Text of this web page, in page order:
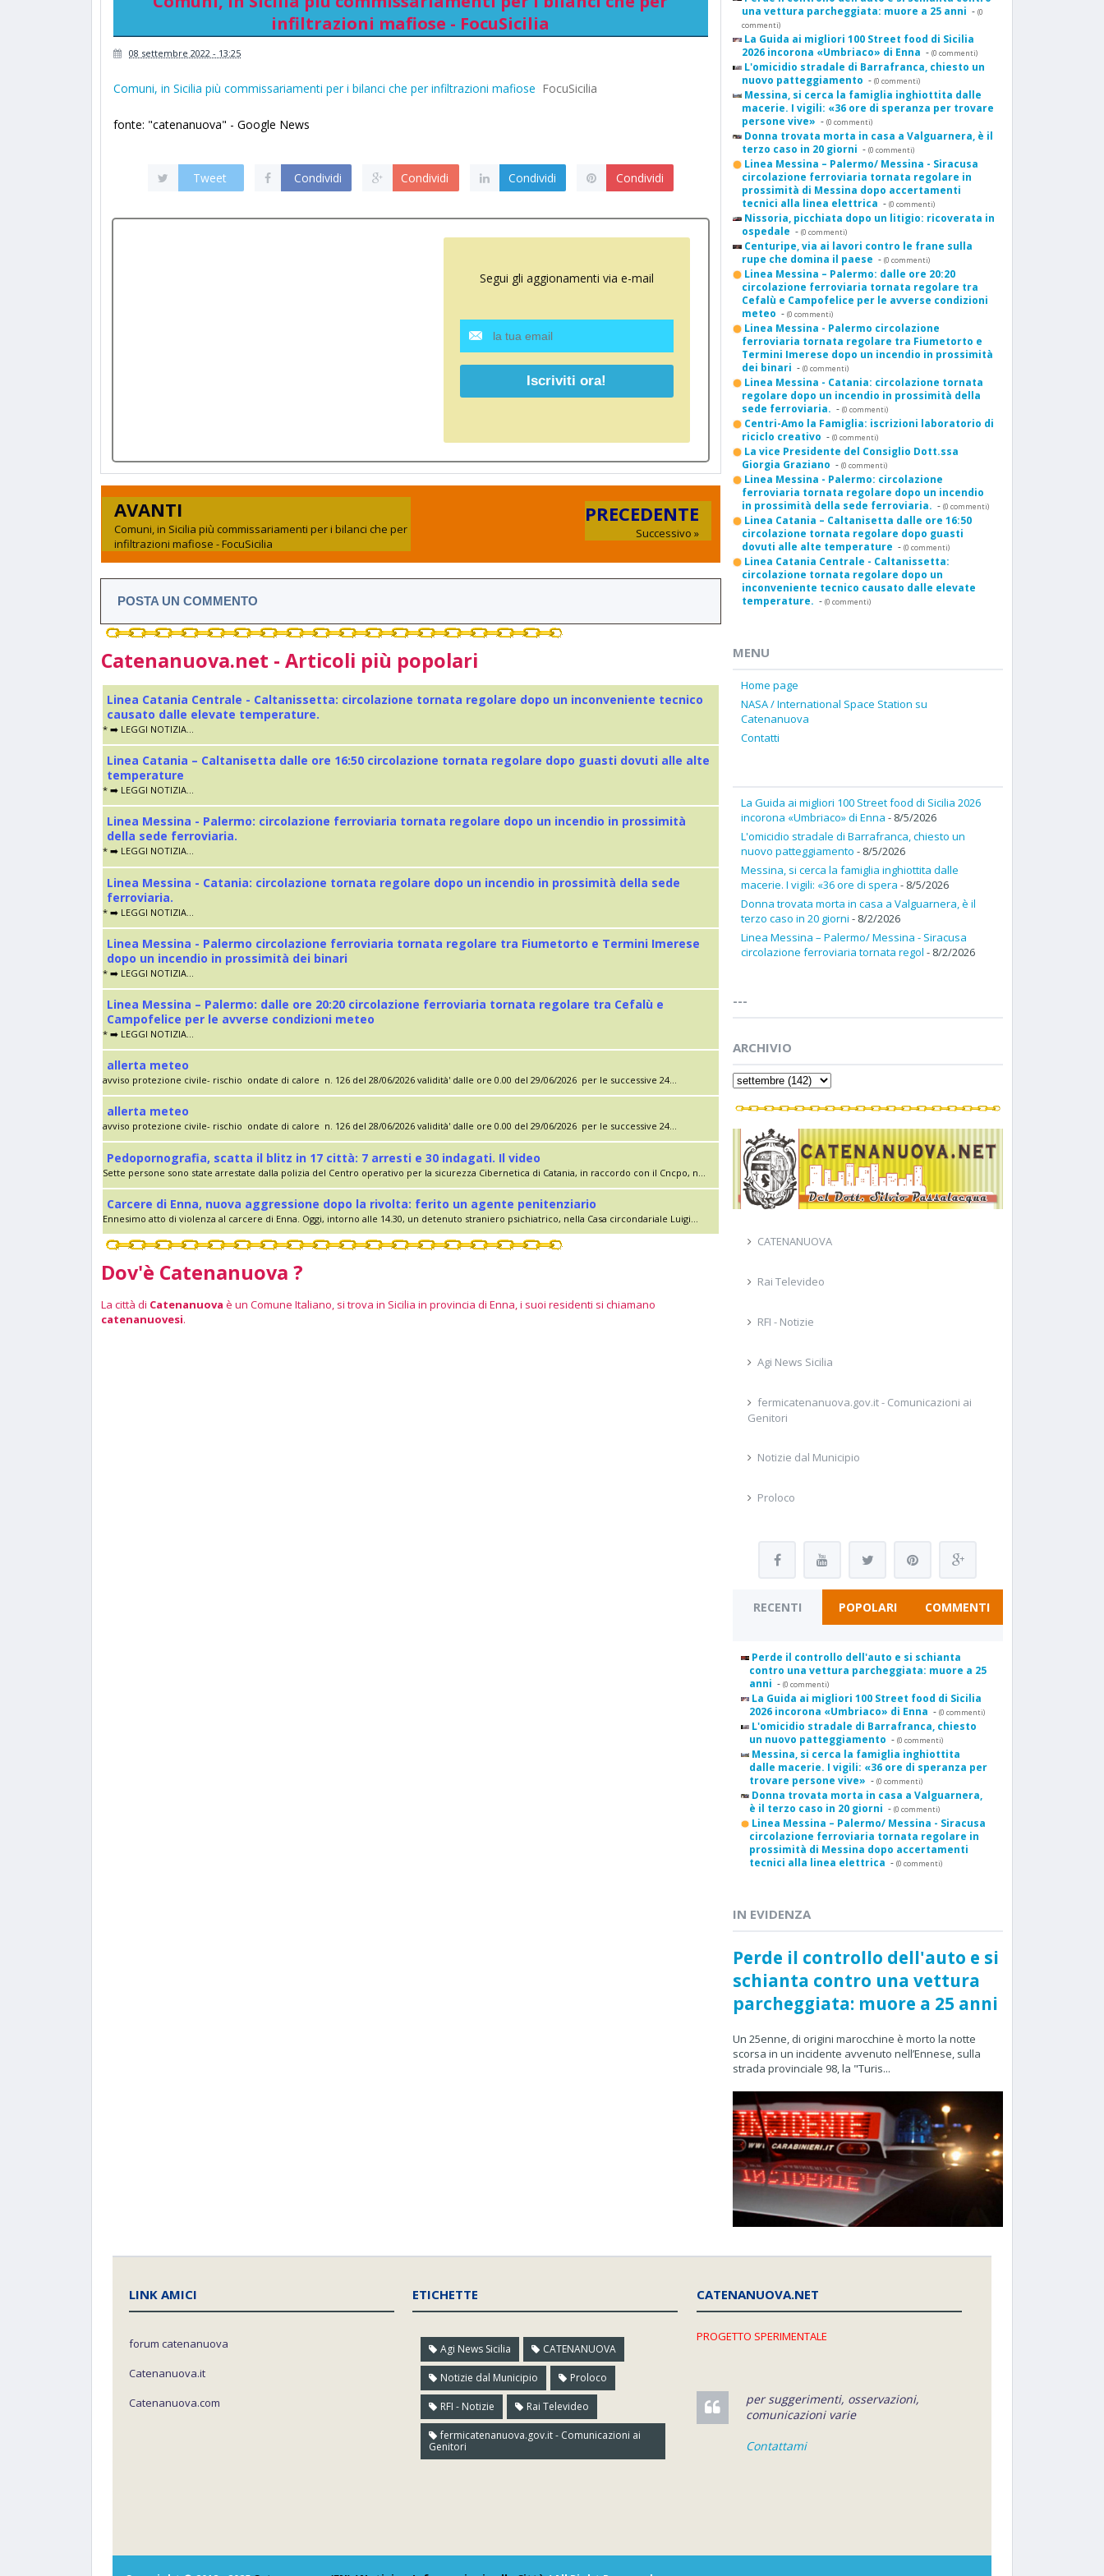
infiltrazioni mafiose - FocuSicilia
08 settembre 2022 - 13:25
Comuni, in Sicilia più commissariamenti per i bilanci che per infiltrazioni mafiose FocuSicilia
fonte: "catenanuova" - Google News
Tweet Condividi Condividi Condividi Condividi
Segui gli aggionamenti via e-mail
AVANTI
Comuni, in Sicilia più commissariamenti per i bilanci che per
infiltrazioni mafiose - FocuSicilia
PRECEDENTE
Successivo »
POSTA UN COMMENTO
Catenanuova.net - Articoli più popolari
Linea Catania Centrale - Caltanissetta: circolazione tornata regolare dopo un inconveniente tecnico
causato dalle elevate temperature.
* ➡️ LEGGI NOTIZIA...
Linea Catania – Caltanisetta dalle ore 16:50 circolazione tornata regolare dopo guasti dovuti alle alte
temperature
* ➡️ LEGGI NOTIZIA...
Linea Messina - Palermo: circolazione ferroviaria tornata regolare dopo un incendio in prossimità
della sede ferroviaria.
* ➡️ LEGGI NOTIZIA...
Linea Messina - Catania: circolazione tornata regolare dopo un incendio in prossimità della sede
ferroviaria.
* ➡️ LEGGI NOTIZIA...
Linea Messina - Palermo circolazione ferroviaria tornata regolare tra Fiumetorto e Termini Imerese
dopo un incendio in prossimità dei binari
* ➡️ LEGGI NOTIZIA...
Linea Messina – Palermo: dalle ore 20:20 circolazione ferroviaria tornata regolare tra Cefalù e
Campofelice per le avverse condizioni meteo
* ➡️ LEGGI NOTIZIA...
allerta meteo
avviso protezione civile- rischio ondate di calore n. 126 del 28/06/2026 validità' dalle ore 0.00 del 29/06/2026 per le successive 24...
allerta meteo
avviso protezione civile- rischio ondate di calore n. 126 del 28/06/2026 validità' dalle ore 0.00 del 29/06/2026 per le successive 24...
Pedopornografia, scatta il blitz in 17 città: 7 arresti e 30 indagati. Il video
Sette persone sono state arrestate dalla polizia del Centro operativo per la sicurezza Cibernetica di Catania, in raccordo con il Cncpo, n...
Carcere di Enna, nuova aggressione dopo la rivolta: ferito un agente penitenziario
Ennesimo atto di violenza al carcere di Enna. Oggi, intorno alle 14.30, un detenuto straniero psichiatrico, nella Casa circondariale Luigi...
Dov'è Catenanuova ?
La città di Catenanuova è un Comune Italiano, si trova in Sicilia in provincia di Enna, i suoi residenti si chiamano
catenanuovesi.
una vettura parcheggiata: muore a 25 anni - (0
commenti)
La Guida ai migliori 100 Street food di Sicilia
2026 incorona «Umbriaco» di Enna - (0 commenti)
L'omicidio stradale di Barrafranca, chiesto un
nuovo patteggiamento - (0 commenti)
Messina, si cerca la famiglia inghiottita dalle
macerie. I vigili: «36 ore di speranza per trovare
persone vive» - (0 commenti)
Donna trovata morta in casa a Valguarnera, è il
terzo caso in 20 giorni - (0 commenti)
Linea Messina – Palermo/ Messina - Siracusa
circolazione ferroviaria tornata regolare in
prossimità di Messina dopo accertamenti
tecnici alla linea elettrica - (0 commenti)
Nissoria, picchiata dopo un litigio: ricoverata in
ospedale - (0 commenti)
Centuripe, via ai lavori contro le frane sulla
rupe che domina il paese - (0 commenti)
Linea Messina – Palermo: dalle ore 20:20
circolazione ferroviaria tornata regolare tra
Cefalù e Campofelice per le avverse condizioni
meteo - (0 commenti)
Linea Messina - Palermo circolazione
ferroviaria tornata regolare tra Fiumetorto e
Termini Imerese dopo un incendio in prossimità
dei binari - (0 commenti)
Linea Messina - Catania: circolazione tornata
regolare dopo un incendio in prossimità della
sede ferroviaria. - (0 commenti)
Centri-Amo la Famiglia: iscrizioni laboratorio di
riciclo creativo - (0 commenti)
La vice Presidente del Consiglio Dott.ssa
Giorgia Graziano - (0 commenti)
Linea Messina - Palermo: circolazione
ferroviaria tornata regolare dopo un incendio
in prossimità della sede ferroviaria. - (0 commenti)
Linea Catania – Caltanisetta dalle ore 16:50
circolazione tornata regolare dopo guasti
dovuti alle alte temperature - (0 commenti)
Linea Catania Centrale - Caltanissetta:
circolazione tornata regolare dopo un
inconveniente tecnico causato dalle elevate
temperature. - (0 commenti)
MENU
Home page
NASA / International Space Station su
Catenanuova
Contatti
La Guida ai migliori 100 Street food di Sicilia 2026
incorona «Umbriaco» di Enna - 8/5/2026
L'omicidio stradale di Barrafranca, chiesto un
nuovo patteggiamento - 8/5/2026
Messina, si cerca la famiglia inghiottita dalle
macerie. I vigili: «36 ore di spera - 8/5/2026
Donna trovata morta in casa a Valguarnera, è il
terzo caso in 20 giorni - 8/2/2026
Linea Messina – Palermo/ Messina - Siracusa
circolazione ferroviaria tornata regol - 8/2/2026
---
ARCHIVIO
CATENANUOVA
Rai Televideo
RFI - Notizie
Agi News Sicilia
fermicatenanuova.gov.it - Comunicazioni ai
Genitori
Notizie dal Municipio
Proloco
RECENTI POPOLARI COMMENTI
Perde il controllo dell'auto e si schianta
contro una vettura parcheggiata: muore a 25
anni - (0 commenti)
La Guida ai migliori 100 Street food di Sicilia
2026 incorona «Umbriaco» di Enna - (0 commenti)
L'omicidio stradale di Barrafranca, chiesto
un nuovo patteggiamento - (0 commenti)
Messina, si cerca la famiglia inghiottita
dalle macerie. I vigili: «36 ore di speranza per
trovare persone vive» - (0 commenti)
Donna trovata morta in casa a Valguarnera,
è il terzo caso in 20 giorni - (0 commenti)
Linea Messina – Palermo/ Messina - Siracusa
circolazione ferroviaria tornata regolare in
prossimità di Messina dopo accertamenti
tecnici alla linea elettrica - (0 commenti)
IN EVIDENZA
Perde il controllo dell'auto e si
schianta contro una vettura
parcheggiata: muore a 25 anni
Un 25enne, di origini marocchine è morto la notte
scorsa in un incidente avvenuto nell’Ennese, sulla
strada provinciale 98, la "Turis...
LINK AMICI
forum catenanuova
Catenanuova.it
Catenanuova.com
ETICHETTE
Agi News Sicilia CATENANUOVA
Notizie dal Municipio Proloco
RFI - Notizie Rai Televideo
fermicatenanuova.gov.it - Comunicazioni ai
Genitori
CATENANUOVA.NET
PROGETTO SPERIMENTALE
per suggerimenti, osservazioni,
comunicazioni varie
Contattami